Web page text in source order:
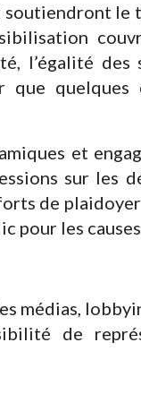
soutiendront
l’égalité des
quelques
et
sur les
de
pour les
médias,
de